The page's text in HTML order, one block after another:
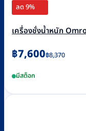
ลด 9%
เครื่องชั่งน้ำหนัก
฿8,370
Original
was:
฿8,370.
฿7,600
Current
is:
฿7,600.
มีสต็อก